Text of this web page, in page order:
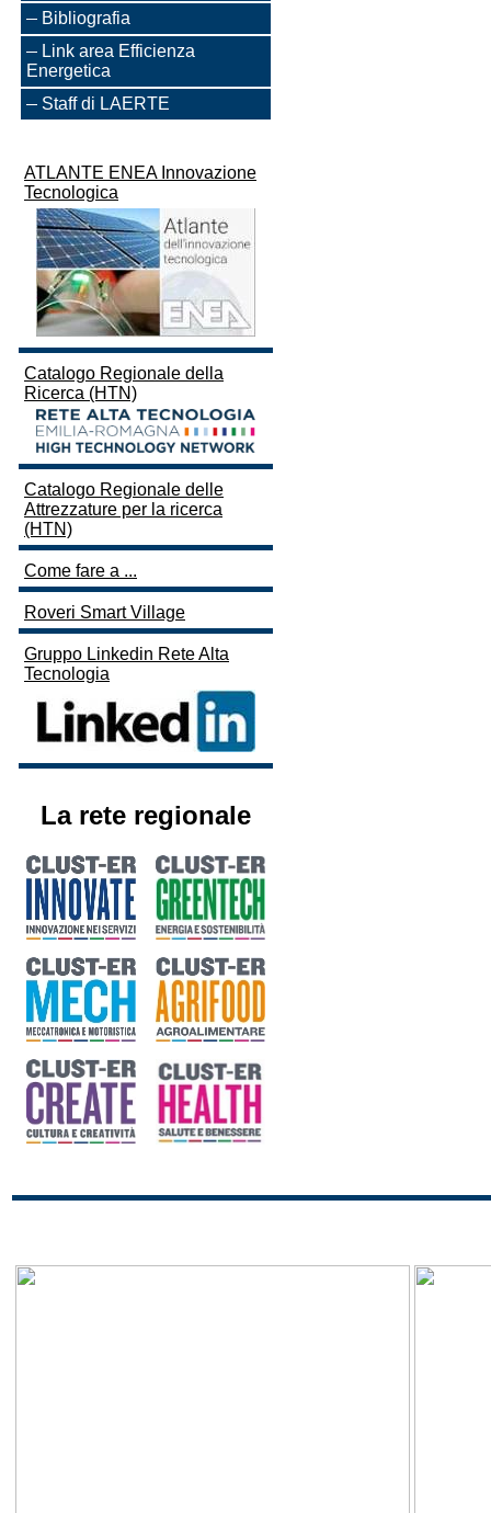
Bibliografia
Link area Efficienza
Energetica
Staff di LAERTE
ATLANTE ENEA Innovazione
Tecnologica
Catalogo Regionale della
Ricerca (HTN)
Catalogo Regionale delle
Attrezzature per la ricerca
(HTN)
Come fare a ...
Roveri Smart Village
Gruppo Linkedin Rete Alta
Tecnologia
La rete regionale